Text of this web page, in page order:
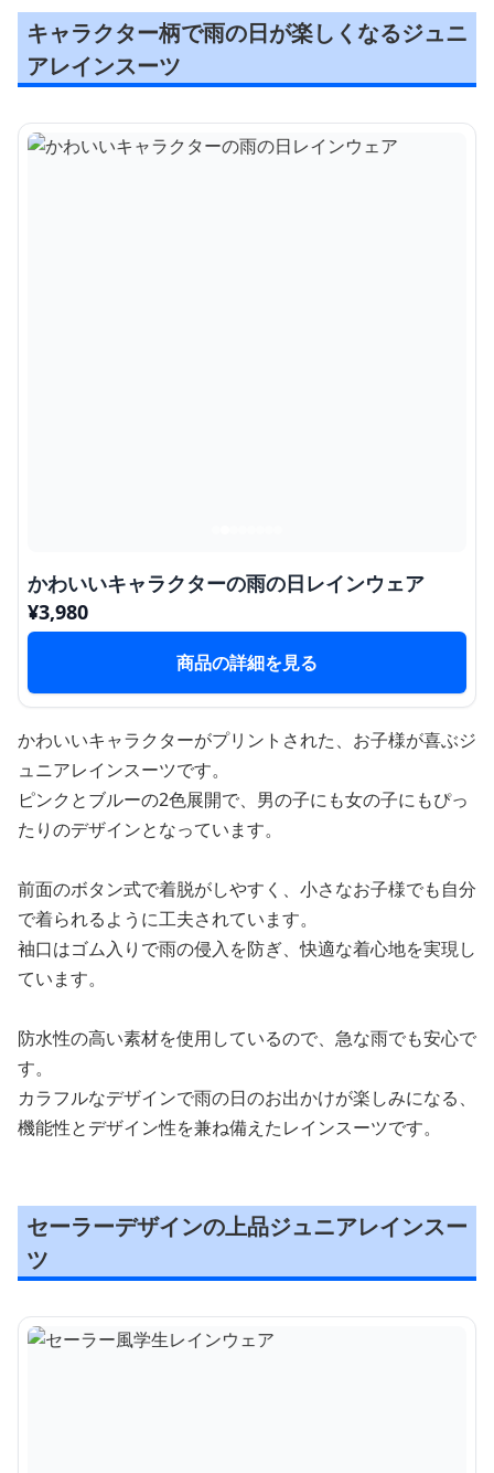
キャラクター柄で雨の日が楽しくなるジュニ
アレインスーツ
かわいいキャラクターの雨の日レインウェア
¥3,980
商品の詳細を見る
かわいいキャラクターがプリントされた、お子様が喜ぶジ
ュニアレインスーツです。
ピンクとブルーの2色展開で、男の子にも女の子にもぴっ
たりのデザインとなっています。
前面のボタン式で着脱がしやすく、小さなお子様でも自分
で着られるように工夫されています。
袖口はゴム入りで雨の侵入を防ぎ、快適な着心地を実現し
ています。
防水性の高い素材を使用しているので、急な雨でも安心で
す。
カラフルなデザインで雨の日のお出かけが楽しみになる、
機能性とデザイン性を兼ね備えたレインスーツです。
セーラーデザインの上品ジュニアレインスー
ツ